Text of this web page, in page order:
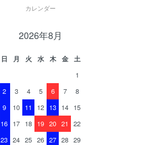
カレンダー
2026年8月
日 月 火 水 木 金
土
1
2
3 4 5 6 7
8
9
10 11 12 13 14 15
16 17 18 19 20 21
22
23 24 25 26 27 28 29